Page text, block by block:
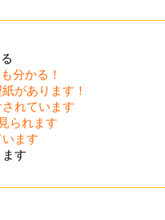
分かる！
があります！
れています
られます
ます
ます